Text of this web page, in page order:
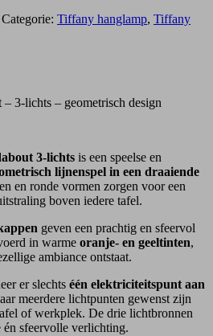
Categorie: Tiffany hanglamp, Tiffany
3-lichts – geometrisch design
3-lichts is een speelse en
lijnenspel in een draaiende
en ronde vormen zorgen voor een
boven iedere tafel.
geven een prachtig en sfeervol
in warme oranje- en geeltinten,
ambiance ontstaat.
er slechts één elektriciteitspunt aan
meerdere lichtpunten gewenst zijn
of werkplek. De drie lichtbronnen
sfeervolle verlichting.